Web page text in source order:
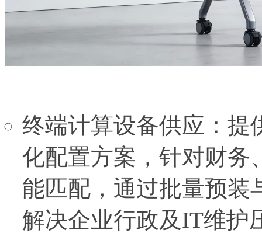
终端计算设备供应：提
化配置方案，针对财务
能匹配，通过批量预装
解决企业行政及IT维护